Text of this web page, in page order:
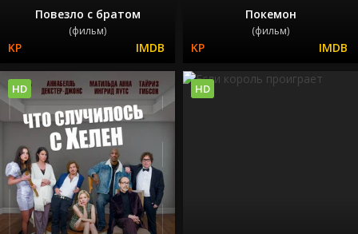
Повезло с братом
(фильм)
Покемон
(фильм)
HD HD